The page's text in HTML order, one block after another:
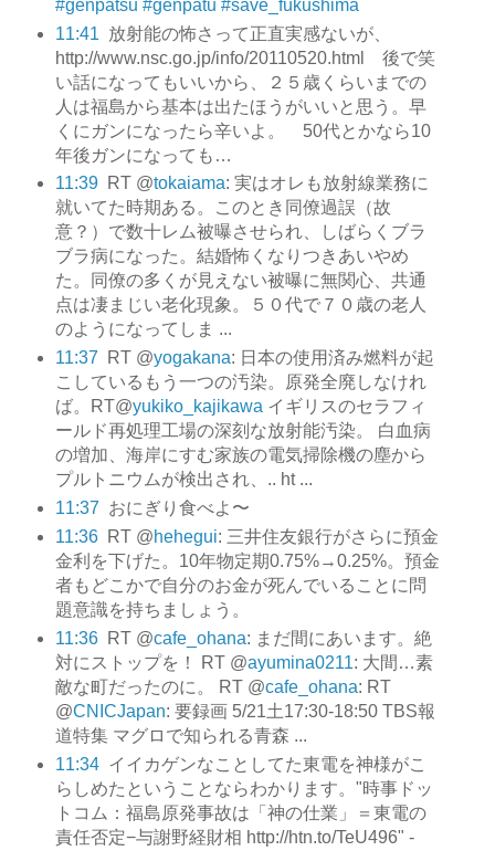
#genpatsu #genpatu #save_fukushima
11:41 放射能の怖さって正直実感ないが、
http://www.nsc.go.jp/info/20110520.html 後で笑
い話になってもいいから、２５歳くらいまでの
人は福島から基本は出たほうがいいと思う。早
くにガンになったら辛いよ。 50代とかなら10
年後ガンになっても…
11:39
RT @tokaiama: 実はオレも放射線業務に
就いてた時期ある。このとき同僚過誤（故
意？）で数十レム被曝させられ、しばらくブラ
ブラ病になった。結婚怖くなりつきあいやめ
た。同僚の多くが見えない被曝に無関心、共通
点は凄まじい老化現象。５０代で７０歳の老人
のようになってしま ...
11:37
RT @yogakana: 日本の使用済み燃料が起
こしているもう一つの汚染。原発全廃しなけれ
ば。RT@yukiko_kajikawaイギリスのセラフィ
ールド再処理工場の深刻な放射能汚染。 白血病
の増加、海岸にすむ家族の電気掃除機の塵から
プルトニウムが検出され、.. ht ...
11:37 おにぎり食べよ〜
11:36
RT @hehegui: 三井住友銀行がさらに預金
金利を下げた。10年物定期0.75%→0.25%。預金
者もどこかで自分のお金が死んでいることに問
題意識を持ちましょう。
11:36
RT @cafe_ohana: まだ間にあいます。絶
対にストップを！ RT @ayumina0211: 大間…素
敵な町だったのに。 RT @cafe_ohana: RT
@CNICJapan: 要録画 5/21土17:30-18:50 TBS報
道特集 マグロで知られる青森 ...
11:34 イイカゲンなことしてた東電を神様がこ
らしめたということならわかります。"時事ドッ
トコム：福島原発事故は「神の仕業」＝東電の
責任否定−与謝野経財相 http://htn.to/TeU496" -